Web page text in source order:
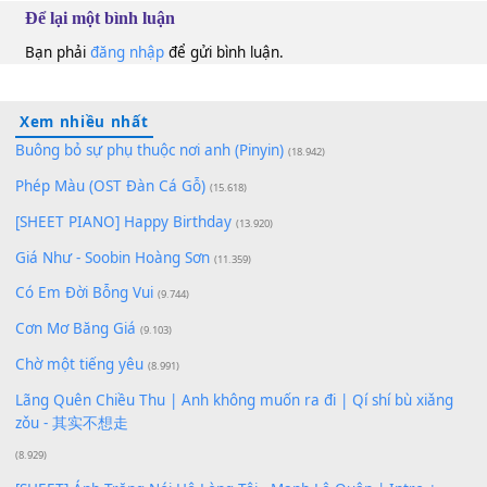
Lượt xem: 102
Để lại một bình luận
Bạn phảiđăng nhập